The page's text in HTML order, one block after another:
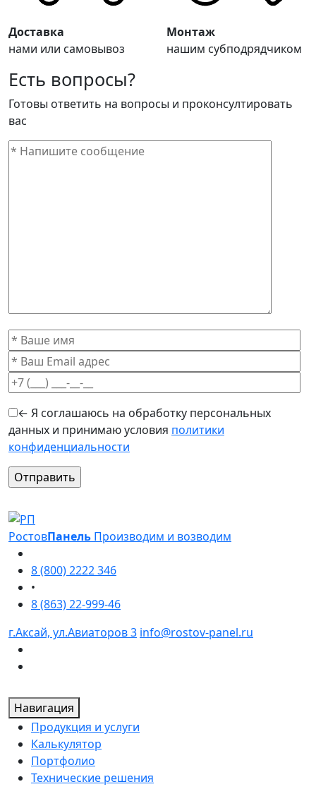
Доставка
нами или самовывоз
Монтаж
нашим субподрядчиком
Есть вопросы?
Готовы ответить на вопросы и проконсултировать
вас
← Я соглашаюсь на обработку персональных
данных и принимаю условия политики
конфиденциальности
Оставьте это поле пустым.
РостовПанель Производим и возводим
8 (800) 2222 346
•
8 (863) 22-999-46
г.Аксай, ул.Авиаторов 3 info@rostov-panel.ru
Навигация
Продукция и услуги
Калькулятор
Портфолио
Технические решения